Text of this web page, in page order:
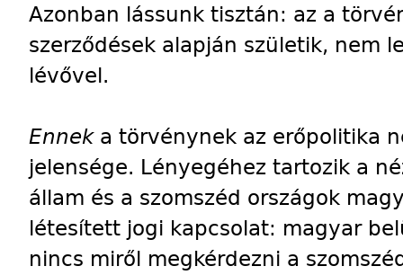
Azonban lássunk tisztán: az a
szerződések alapján születik, nem
lévővel.
Enneka törvénynek az erőpolitika
jelensége. Lényegéhez tartozik a
állam és a szomszéd országok
létesített jogi kapcsolat: magyar
nincs miről megkérdezni a